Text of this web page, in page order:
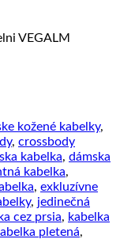
VEGALM
kožené kabelky,
, crossbody
kabelka, dámska
kabelka,
, exkluzívne
, jedinečná
cez prsia, kabelka
pletená,